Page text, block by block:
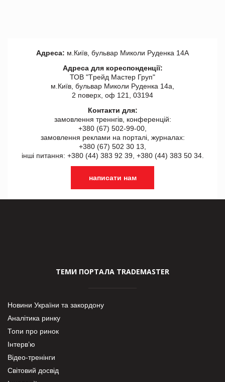
Адреса: м.Київ, бульвар Миколи Руденка 14А
Адреса для кореспонденції:
ТОВ "Tрейд Мастер Груп"
м.Київ, бульвар Миколи Руденка 14а,
2 поверх, оф 121, 03194
Контакти для:
замовлення треннгів, конференцій:
+380 (67) 502-99-00,
замовлення реклами на порталі, журналах:
+380 (67) 502 30 13,
інші питання: +380 (44) 383 92 39, +380 (44) 383 50 34.
написати нам
ТЕМИ ПОРТАЛА TRADEMASTER
Новини України та закордону
Аналітика ринку
Топи про ринок
Інтерв’ю
Відео-тренінги
Світовий досвід